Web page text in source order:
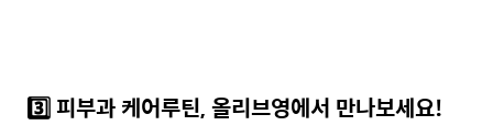
3️⃣ 피부과 케어루틴, 올리브영에서 만나보세요!